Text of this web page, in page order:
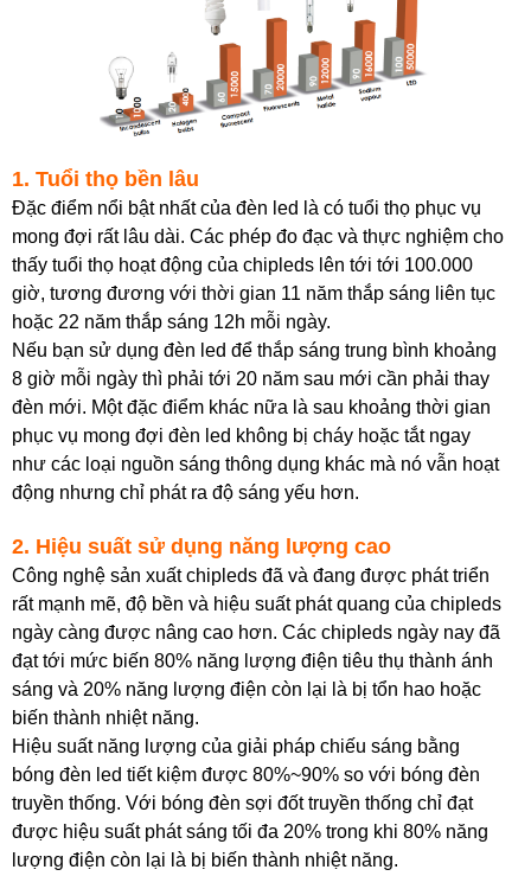
1. Tuổi thọ bền lâu
Đặc điểm nổi bật nhất của đèn led là có tuổi thọ phục vụ
mong đợi rất lâu dài. Các phép đo đạc và thực nghiệm cho
thấy tuổi thọ hoạt động của chipleds lên tới tới 100.000
giờ, tương đương với thời gian 11 năm thắp sáng liên tục
hoặc 22 năm thắp sáng 12h mỗi ngày.
Nếu bạn sử dụng đèn led để thắp sáng trung bình khoảng
8 giờ mỗi ngày thì phải tới 20 năm sau mới cần phải thay
đèn mới. Một đặc điểm khác nữa là sau khoảng thời gian
phục vụ mong đợi đèn led không bị cháy hoặc tắt ngay
như các loại nguồn sáng thông dụng khác mà nó vẫn hoạt
động nhưng chỉ phát ra độ sáng yếu hơn.
2. Hiệu suất sử dụng năng lượng cao
Công nghệ sản xuất chipleds đã và đang được phát triển
rất mạnh mẽ, độ bền và hiệu suất phát quang của chipleds
ngày càng được nâng cao hơn. Các chipleds ngày nay đã
đạt tới mức biến 80% năng lượng điện tiêu thụ thành ánh
sáng và 20% năng lượng điện còn lại là bị tổn hao hoặc
biến thành nhiệt năng.
Hiệu suất năng lượng của giải pháp chiếu sáng bằng
bóng đèn led tiết kiệm được 80%~90% so với bóng đèn
truyền thống. Với bóng đèn sợi đốt truyền thống chỉ đạt
được hiệu suất phát sáng tối đa 20% trong khi 80% năng
lượng điện còn lại là bị biến thành nhiệt năng.